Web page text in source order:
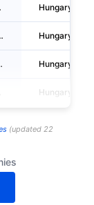
Tarsasag Hungary
Tarsasag Hungary
Tarsasag Hungary
Hungary
(updated 22